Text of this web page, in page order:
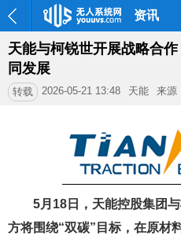
资讯
天能与柯锐世开展战略合
同发展
转载 2026-05-21 13:48 天能 来源
5月18日，天能控股集团
方将围绕“双碳”目标，在原材